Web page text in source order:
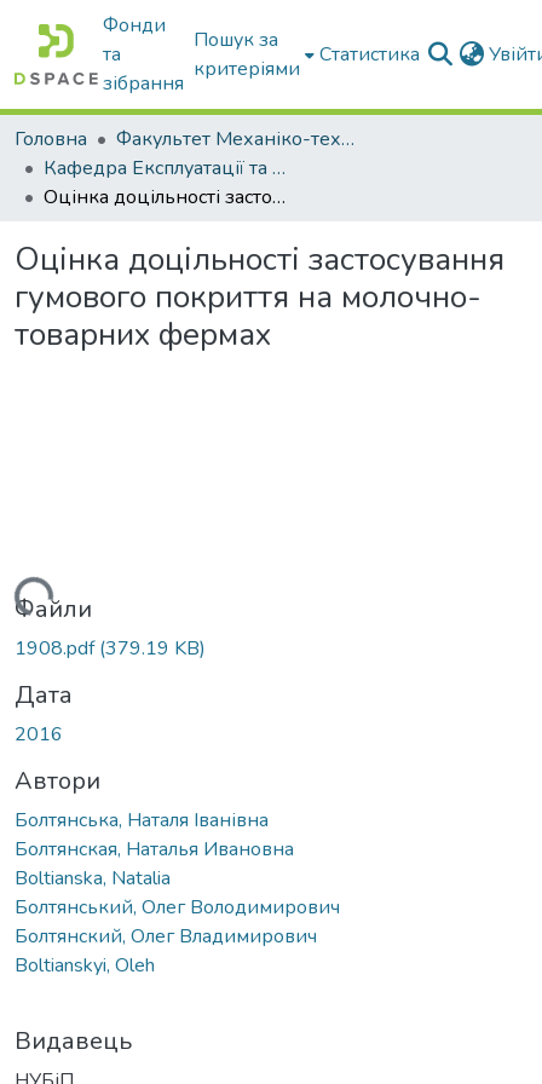
Фонди
та
зібрання
Пошук за
критеріями
Статистика
Головна
Факультет Механіко-технологічний
Кафедра Експлуатації та технічного сервісу машин
Оцінка доцільності застосування гумового покриття на молочно-товарних фермах
Оцінка доцільності застосування
гумового покриття на молочно-
товарних фермах
Вантажиться...
Файли
1908.pdf(379.19 KB)
Дата
2016
Автори
Болтянська, Наталя Іванівна
Болтянская, Наталья Ивановна
Boltianska, Natalia
Болтянський, Олег Володимирович
Болтянский, Олег Владимирович
Boltianskyi, Oleh
Видавець